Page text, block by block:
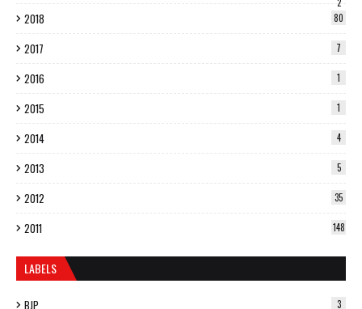
2
2018 80
2017 7
2016 1
2015 1
2014 4
2013 5
2012 35
2011 148
LABELS
BJP 3